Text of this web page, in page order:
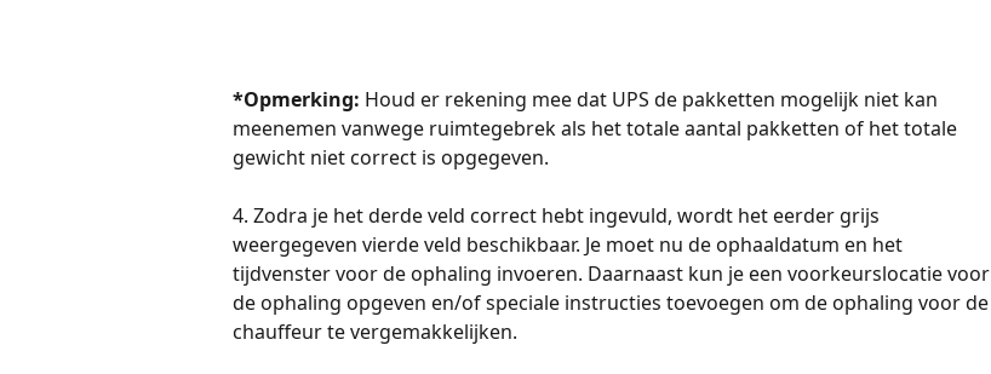
*Opmerking: Houd er rekening mee dat UPS de pakketten mogelijk niet kan
meenemen vanwege ruimtegebrek als het totale aantal pakketten of het totale
gewicht niet correct is opgegeven.
4. Zodra je het derde veld correct hebt ingevuld, wordt het eerder grijs
weergegeven vierde veld beschikbaar. Je moet nu de ophaaldatum en het
tijdvenster voor de ophaling invoeren. Daarnaast kun je een voorkeurslocatie voor
de ophaling opgeven en/of speciale instructies toevoegen om de ophaling voor de
chauffeur te vergemakkelijken.